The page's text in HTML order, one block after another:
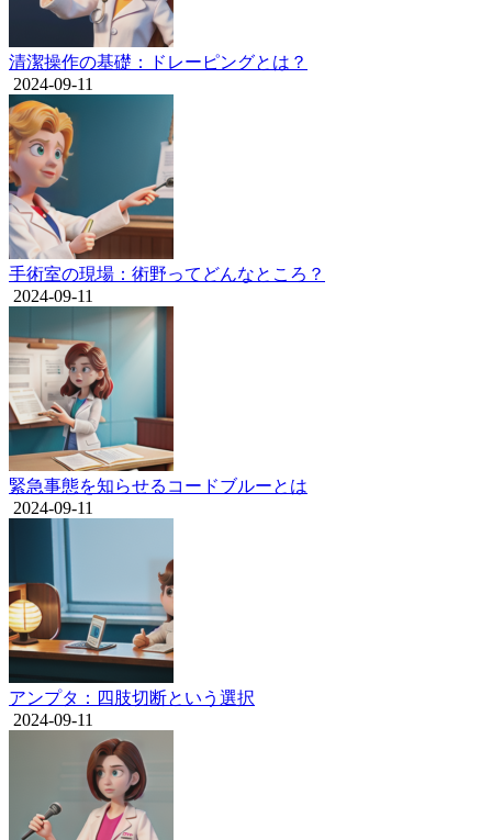
清潔操作の基礎：ドレーピングとは？
2024-09-11
手術室の現場：術野ってどんなところ？
2024-09-11
緊急事態を知らせるコードブルーとは
2024-09-11
アンプタ：四肢切断という選択
2024-09-11